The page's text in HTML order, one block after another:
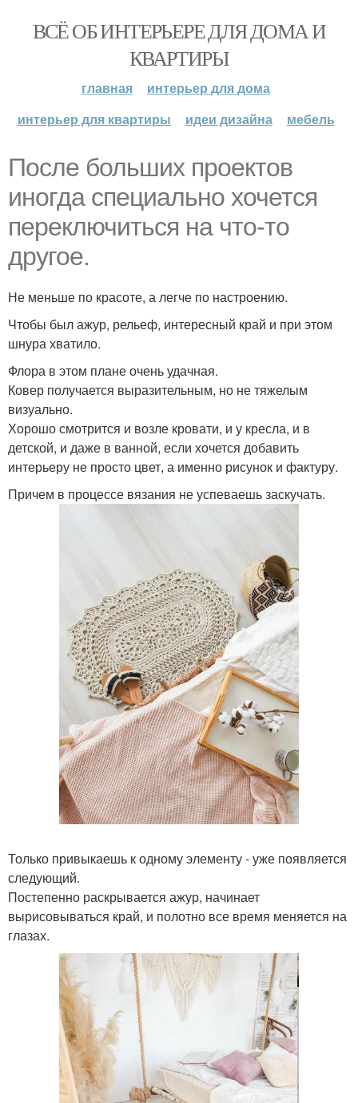
ВСЁ ОБ ИНТЕРЬЕРЕ ДЛЯ ДОМА И
КВАРТИРЫ
главная
интерьер для дома
интерьер для квартиры
идеи дизайна мебель
После больших проектов
иногда специально хочется
переключиться на что-то
другое.
Не меньше по красоте, а легче по настроению.
Чтобы был ажур, рельеф, интересный край и при этом
шнура хватило.
Флора в этом плане очень удачная.
Ковер получается выразительным, но не тяжелым
визуально.
Хорошо смотрится и возле кровати, и у кресла, и в
детской, и даже в ванной, если хочется добавить
интерьеру не просто цвет, а именно рисунок и фактуру.
Причем в процессе вязания не успеваешь заскучать.
Только привыкаешь к одному элементу - уже появляется
следующий.
Постепенно раскрывается ажур, начинает
вырисовываться край, и полотно все время меняется на
глазах.